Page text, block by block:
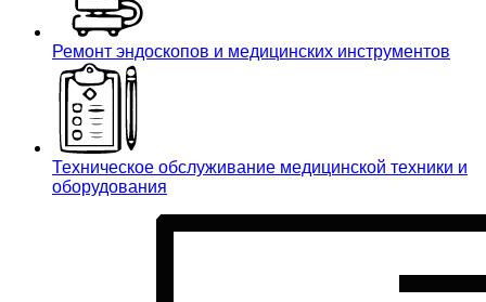
Ремонт эндоскопов и медицинских инструментов
Техническое обслуживание медицинской техники и
оборудования